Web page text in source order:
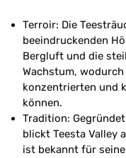
Terroir: Die
beeindruckenden
Bergluft und die
Wachstum,
konzentrierten und
können.
Tradition:
blickt Teesta Valley
ist bekannt für